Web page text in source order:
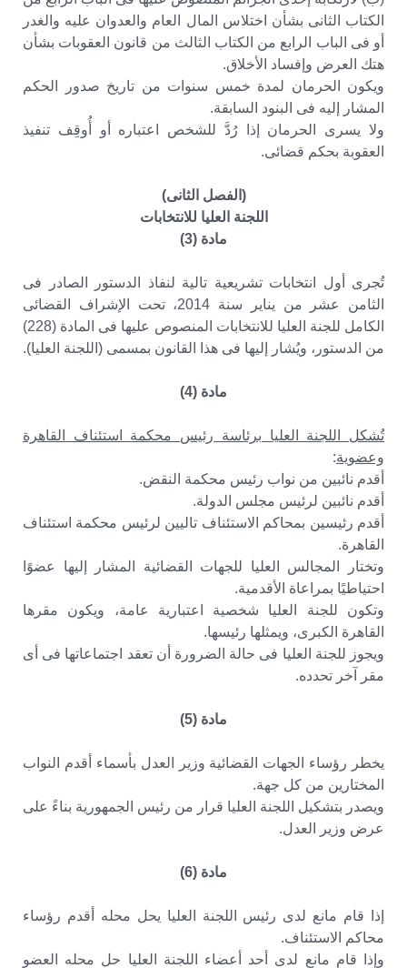
الكتاب الثانى بشأن اختلاس المال العام والعدوان عليه والغدر
أو فى الباب الرابع من الكتاب الثالث من قانون العقوبات بشأن
هتك العرض وإفساد الأخلاق.
ويكون الحرمان لمدة خمس سنوات من تاريخ صدور الحكم
المشار إليه فى البنود السابقة.
ولا يسرى الحرمان إذا رُدَّ للشخص اعتباره أو أُوقِف تنفيذ
العقوبة بحكم قضائى.
(الفصل الثانى)
اللجنة العليا للانتخابات
مادة (3)
تُجرى أول انتخابات تشريعية تالية لنفاذ الدستور الصادر فى
الثامن عشر من يناير سنة 2014، تحت الإشراف القضائى
الكامل للجنة العليا للانتخابات المنصوص عليها فى المادة (228)
من الدستور، ويُشار إليها فى هذا القانون بمسمى (اللجنة العليا).
مادة (4)
تُشكل اللجنة العليا برئاسة رئيس محكمة استئناف القاهرة
وعضوية:
أقدم نائبين من نواب رئيس محكمة النقض.
أقدم نائبين لرئيس مجلس الدولة.
أقدم رئيسين بمحاكم الاستئناف تاليين لرئيس محكمة استئناف
القاهرة.
وتختار المجالس العليا للجهات القضائية المشار إليها عضوًا
احتياطيًا بمراعاة الأقدمية.
وتكون للجنة العليا شخصية اعتبارية عامة، ويكون مقرها
القاهرة الكبرى، ويمثلها رئيسها.
ويجوز للجنة العليا فى حالة الضرورة أن تعقد اجتماعاتها فى أى
مقر آخر تحدده.
مادة (5)
يخطر رؤساء الجهات القضائية وزير العدل بأسماء أقدم النواب
المختارين من كل جهة.
ويصدر بتشكيل اللجنة العليا قرار من رئيس الجمهورية بناءً على
عرض وزير العدل.
مادة (6)
إذا قام مانع لدى رئيس اللجنة العليا يحل محله أقدم رؤساء
محاكم الاستئناف.
وإذا قام مانع لدى أحد أعضاء اللجنة العليا حل محله العضو